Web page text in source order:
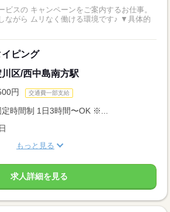
ビスの キャンペーンをご案内するお仕事。
ら ムリなく働ける環境です♪ ▼具体的
ピング
区/西中島南方駅
円 交通費一部支給
時間制 1日3時間〜OK ※...
もっと見る
求人詳細を見る